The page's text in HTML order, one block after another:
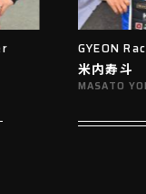
GYEON
米内寿斗
MASATO